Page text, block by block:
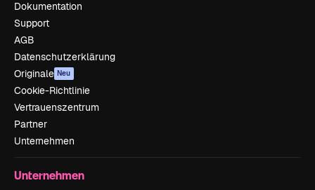
Dokumentation
Support
AGB
Datenschutzerklärung
Originale Neu
Cookie-Richtlinie
Vertrauenszentrum
Partner
Unternehmen
Unternehmen